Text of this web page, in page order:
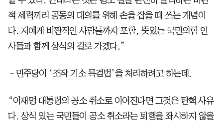
적 세력끼리 공동의 대의를 위해 손을 잡을 때 쓰는 개념이
다. 저에게 비판적인 사람들까지 포함, 뜻있는 국민의힘 인
사들과 함께 상식의 길로 가겠다.”
－민주당이 ‘조작 기소 특검법’을 처리하려고 하는데.
“이재명 대통령의 공소 취소로 이어진다면 그것은 탄핵 사유
다. 상식 있는 국민들이 공소 취소라는 퇴행을 좌시하지 않을